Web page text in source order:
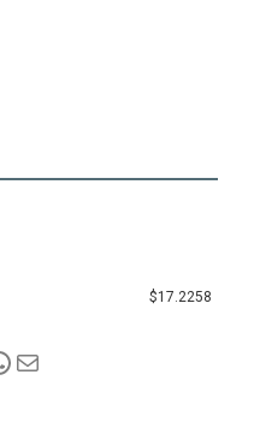
$17.2258